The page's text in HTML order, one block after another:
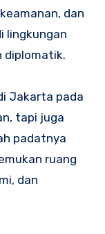
dan
lingkungan
diplomatik.
Jakarta pada
tapi juga
padatnya
ruang
dan